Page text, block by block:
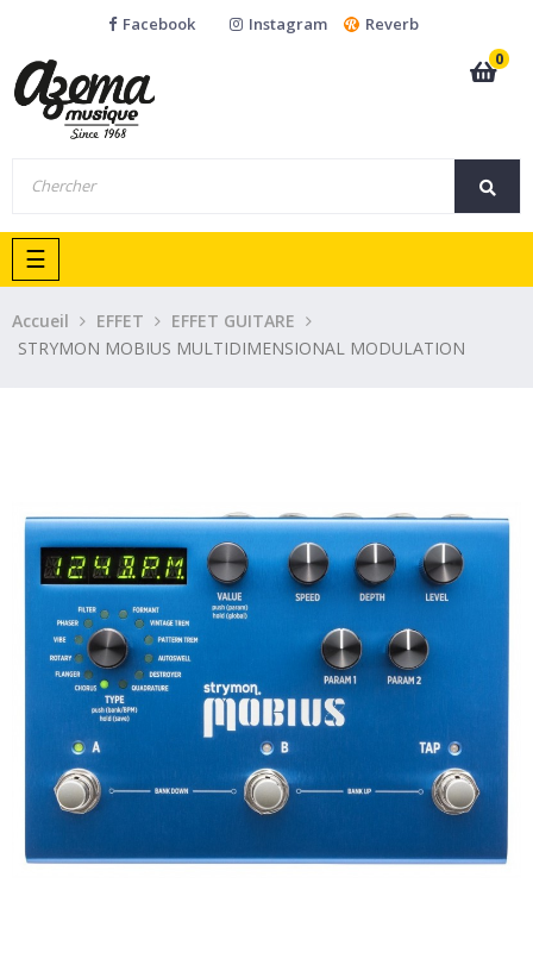
Facebook Instagram
Reverb
0
Basculer
la
navigation
☰
Accueil EFFET
EFFET GUITARE
STRYMON MOBIUS MULTIDIMENSIONAL MODULATION